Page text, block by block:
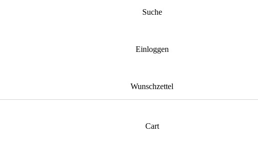
Suche
Einloggen
Wunschzettel
Cart